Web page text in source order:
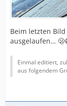
Beim letzten
ausgelaufen…
Einmal editiert,
aus folgendem